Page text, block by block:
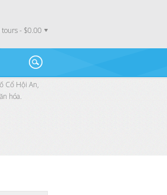
tours - $0.00
Cổ Hội An,
hóa.